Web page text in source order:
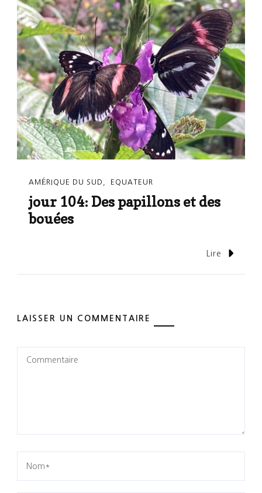
AMÉRIQUE DU SUD EQUATEUR
jour 104: Des papillons et des
bouées
Lire
LAISSER UN COMMENTAIRE